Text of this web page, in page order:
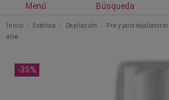
Menú Búsqueda
Inicio Estética Depilación Pre y post depilatorio
aloe
-35%